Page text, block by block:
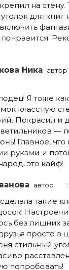
на стену.
для книг
понравится.
Ника автор
Я тоже
классную
Покрасил и
—
Главное,
руками и
это кайф!
автор
такие
без лишних
просто в
стильный
попробовать!